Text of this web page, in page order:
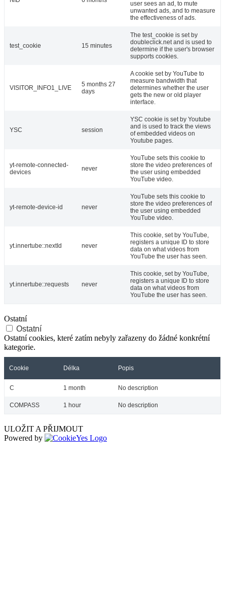
user sees an ad, to mute
unwanted ads, and to measure
the effectiveness of ads.
test_cookie 15 minutes
The test_cookie is set by
doubleclick.net and is used to
determine if the user's browser
supports cookies.
VISITOR_INFO1_LIVE
5 months 27
days
A cookie set by YouTube to
measure bandwidth that
determines whether the user
gets the new or old player
interface.
YSC session
YSC cookie is set by Youtube
and is used to track the views
of embedded videos on
Youtube pages.
yt-remote-connected-
devices
never
YouTube sets this cookie to
store the video preferences of
the user using embedded
YouTube video.
yt-remote-device-id never
YouTube sets this cookie to
store the video preferences of
the user using embedded
YouTube video.
yt.innertube::nextId never
This cookie, set by YouTube,
registers a unique ID to store
data on what videos from
YouTube the user has seen.
yt.innertube::requests never
This cookie, set by YouTube,
registers a unique ID to store
data on what videos from
YouTube the user has seen.
Ostatní
Ostatní
Ostatní cookies, které zatím nebyly zařazeny do žádné konkrétní
kategorie.
Cookie Délka Popis
C 1 month No description
COMPASS 1 hour No description
ULOŽIT A PŘIJMOUT
Powered by